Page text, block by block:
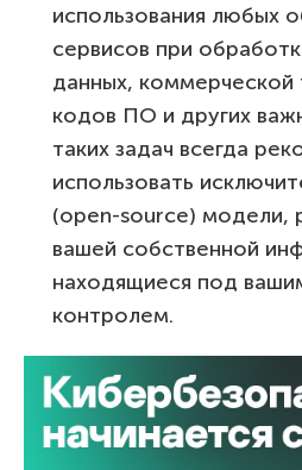
использования любых
сервисов при
данных, коммерческой
кодов ПО и других
таких задач всегда
использовать
(open-source) модели,
вашей собственной
находящиеся под
контролем.